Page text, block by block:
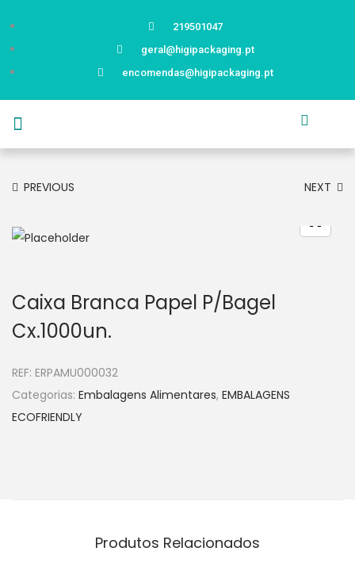
219501047
geral@higipackaging.pt
encomendas@higipackaging.pt
PREVIOUS NEXT
Caixa Branca Papel P/Bagel
Cx.1000un.
REF: ERPAMU000032
Categorias: Embalagens Alimentares, EMBALAGENS
ECOFRIENDLY
Produtos Relacionados